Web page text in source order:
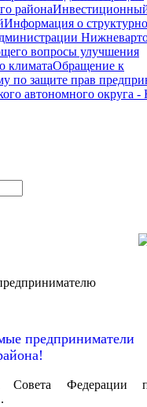
района
Информация о
вопросы улучшения
климатаОбращение к
по защите прав
автономного округа
предприниматели
Совета Федерации